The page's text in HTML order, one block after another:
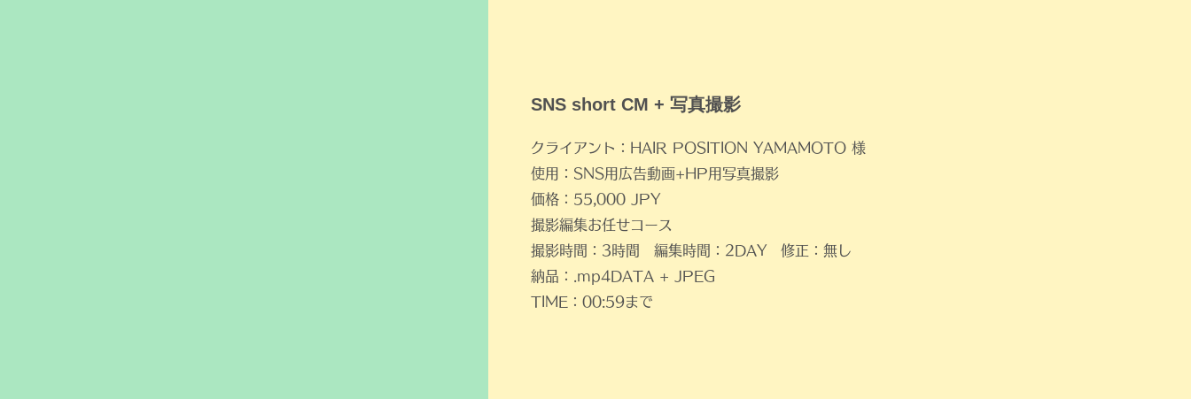
SNS short CM + 写真撮影
クライアント：HAIR POSITION YAMAMOTO 様
使用：SNS用広告動画+HP用写真撮影
価格：55,000 JPY
​撮影編集お任せコース
​撮影時間：3時間 編集時間：2DAY 修正：無し
納品：.mp4DATA + JPEG
TIME：00:59まで